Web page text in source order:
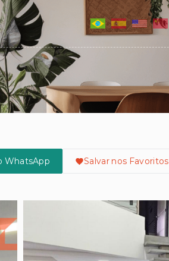
WhatsApp Salvar nos Favoritos